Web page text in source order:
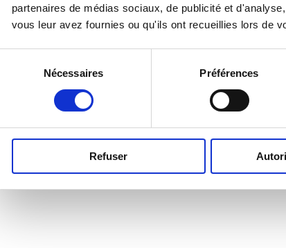
partenaires de médias sociaux, de publicité et
vous leur avez fournies ou qu'ils ont recueillies lors de
consentement
Nécessaires Préférences
Refuser